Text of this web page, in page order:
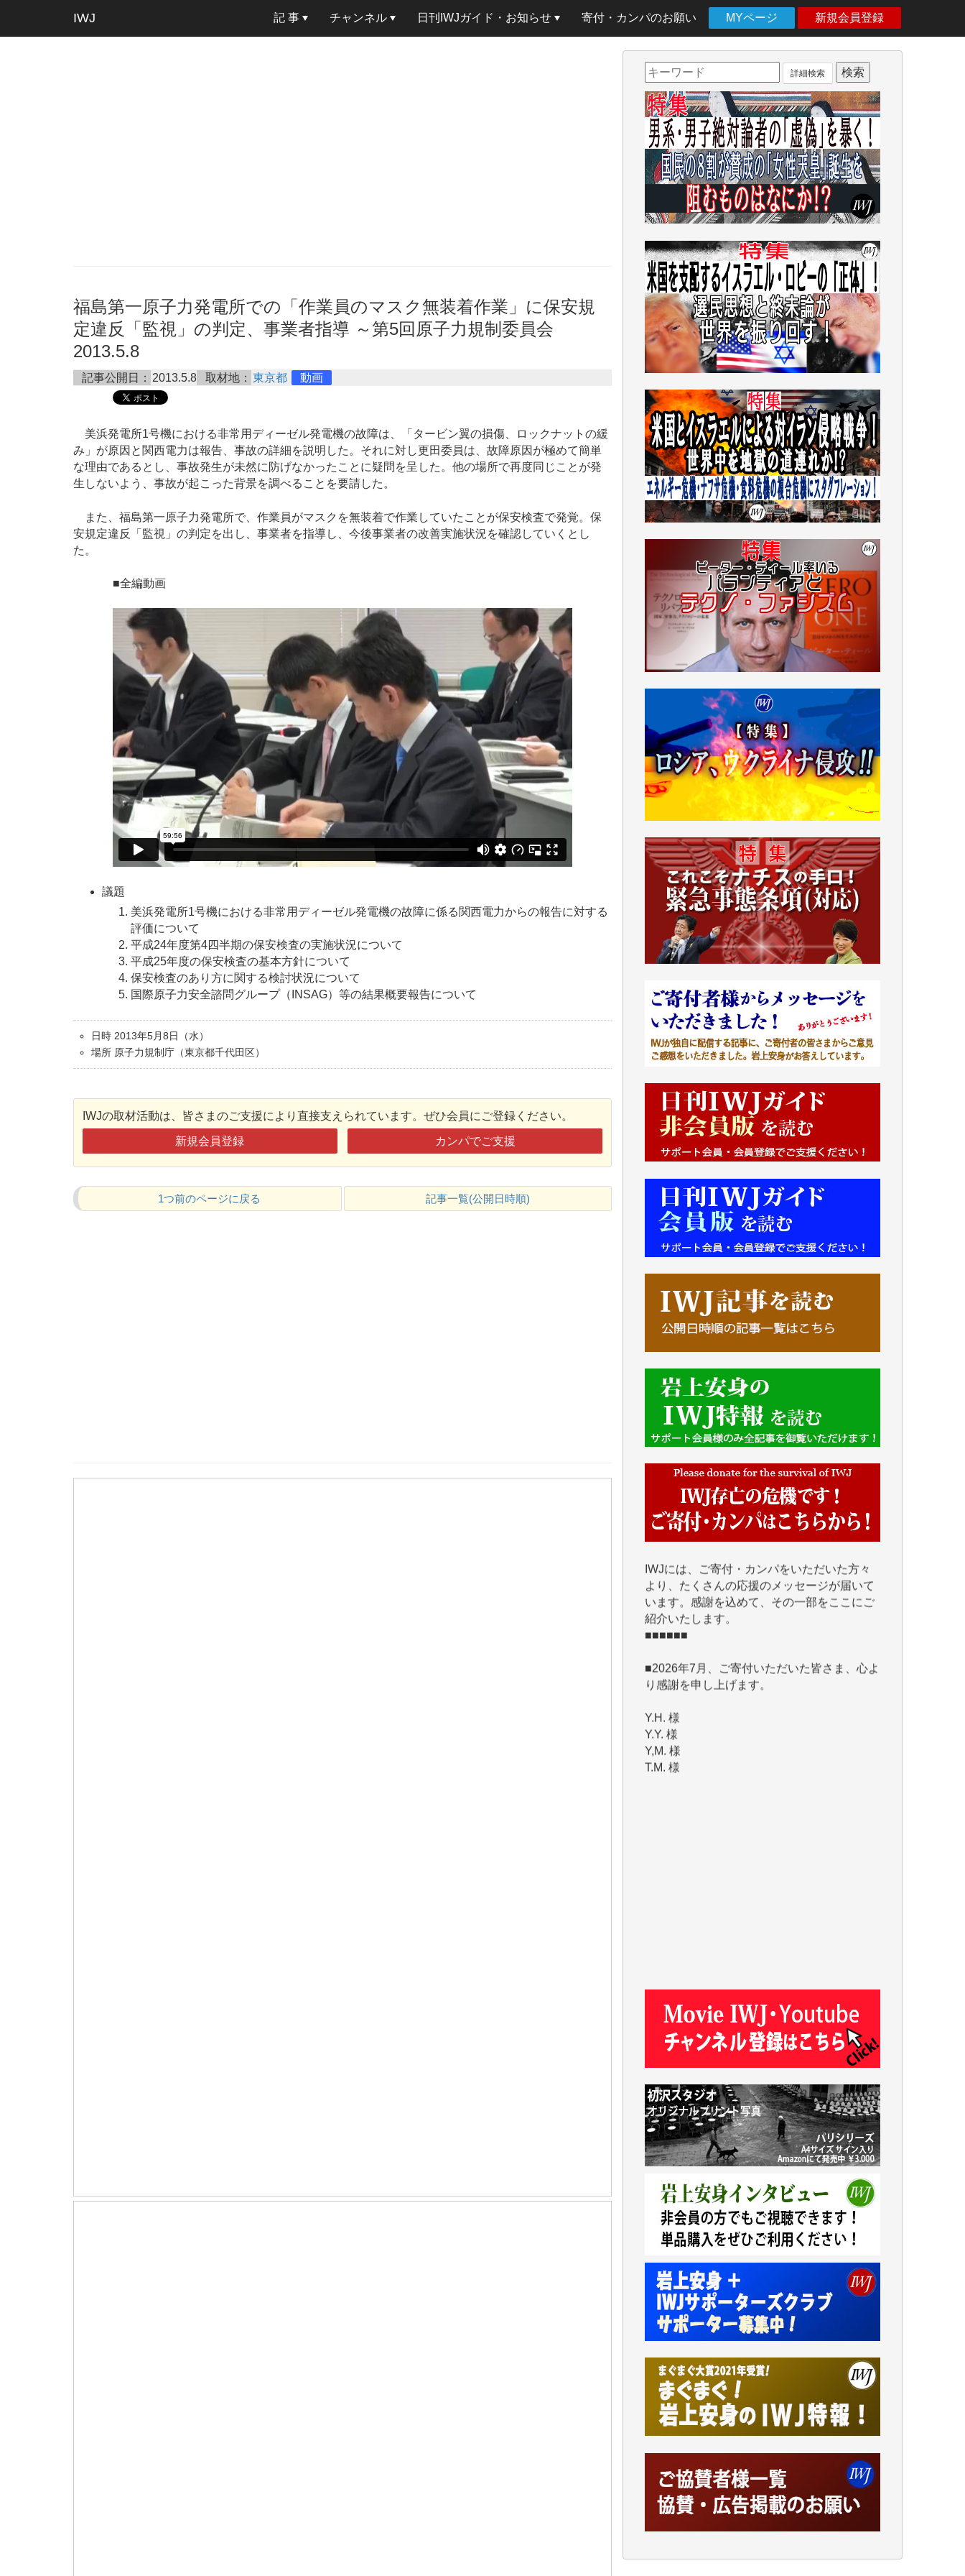
IWJ 記 事 チャンネル 日刊IWJガイド・お知らせ 寄付・カンパのお願い MYページ 新規会員登録
福島第一原子力発電所での「作業員のマスク無装着作業」に保安規
定違反「監視」の判定、事業者指導 ～第5回原子力規制委員会
2013.5.8
記事公開日： 2013.5.8 取材地： 東京都 動画
美浜発電所1号機における非常用ディーゼル発電機の故障は、「タービン翼の損傷、ロックナットの緩
み」が原因と関西電力は報告、事故の詳細を説明した。それに対し更田委員は、故障原因が極めて簡単
な理由であるとし、事故発生が未然に防げなかったことに疑問を呈した。他の場所で再度同じことが発
生しないよう、事故が起こった背景を調べることを要請した。
また、福島第一原子力発電所で、作業員がマスクを無装着で作業していたことが保安検査で発覚。保
安規定違反「監視」の判定を出し、事業者を指導し、今後事業者の改善実施状況を確認していくとし
た。
■全編動画
議題
美浜発電所1号機における非常用ディーゼル発電機の故障に係る関西電力からの報告に対する
評価について
平成24年度第4四半期の保安検査の実施状況について
平成25年度の保安検査の基本方針について
保安検査のあり方に関する検討状況について
国際原子力安全諮問グループ（INSAG）等の結果概要報告について
日時 2013年5月8日（水）
場所 原子力規制庁（東京都千代田区）
IWJの取材活動は、皆さまのご支援により直接支えられています。ぜひ会員にご登録ください。
新規会員登録 カンパでご支援
1つ前のページに戻る 記事一覧(公開日時順)
詳細検索
■■■■■■
IWJには、ご寄付・カンパをいただいた方々
います。感謝を込めて、その一部をここにご
紹介いたします。
■■■■■■
■2026年7月、ご寄付いただいた皆さま、心よ
Y.H. 様
Y,M. 様
T.M. 様
マツモト ヤスアキ 様
マシオン 恵美香 様
ASAKO TAKAESU 様
平野智生 様
徳山匡 様
金 盛起 様
塩川 晃平 様
松本益美 様
井出 隆太 様
岩井祐子 様
藤田英之 様
藤岡比左志 様
井出 隆太 様
アオキカナメ 様
諸般の事情によりIWJ会費払えず今は非会員
です。市民側に立つ講演会にIWJのカメラマ
ンをよく拝見しております。コンテンツが失
われるのはあまりにもったいない。少しでも
お役立てください。（H.O.様）
今日、僅かですがカンパしました。（T.M.
様）
今日、僅かですがカンパしました。IWJの危
機を乗り切るには到底及ばない額ですが病気
の妻を抱えている私にとっては精一杯のカン
パです。
ューは大袈裟ではなく、極めて重要な知的財